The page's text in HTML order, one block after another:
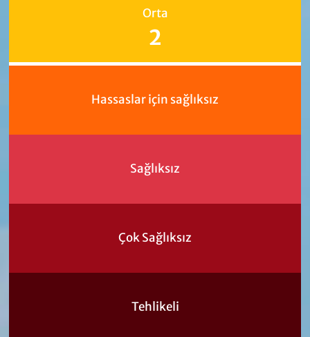
Orta
2
Hassaslar için sağlıksız
Sağlıksız
Çok Sağlıksız
Tehlikeli